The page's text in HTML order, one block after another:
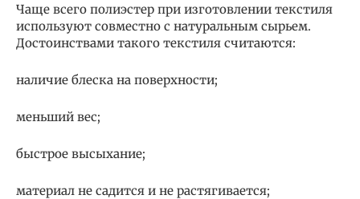
Чаще всего полиэстер при изготовлении текстиля
используют совместно с натуральным сырьем.
Достоинствами такого текстиля считаются:
наличие блеска на поверхности;
меньший вес;
быстрое высыхание;
материал не садится и не растягивается;